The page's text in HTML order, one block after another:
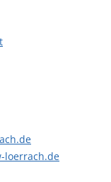
loerrach.de